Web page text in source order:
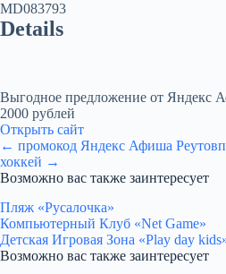
MD083793
Details
Выгодное предложение от Яндекс
2000 рублей
Открыть сайт
← промокод Яндекс Афиша Реутов
хоккей →
Возможно вас также заинтересует
Пляж «Русалочка»
Компьютерный Клуб «Net Game»
Детская Игровая Зона «Play day
Возможно вас также заинтересует